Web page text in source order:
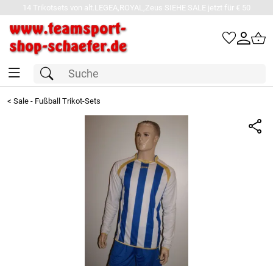
14 Trikotsets von alt.LEGEA,ROYAL,Zeus SIEHE SALE jetzt für € 50
< Sale - Fußball Trikot-Sets